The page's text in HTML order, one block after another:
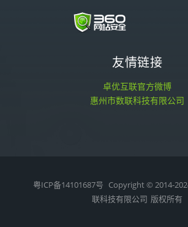
友情链接
卓优互联官方微博
惠州市数联科技有限公司
粤ICP备14101687号 Copyright © 2014-
联科技有限公司 版权所有